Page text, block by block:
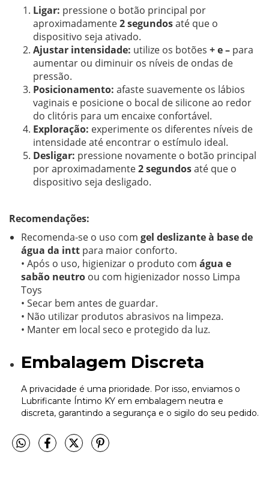
Ligar: pressione o botão principal por
aproximadamente2 segundosaté que o
dispositivo seja ativado.
Ajustar intensidade: utilize os botões + e – para
aumentar ou diminuir os níveis de ondas de
pressão.
Posicionamento: afaste suavemente os lábios
vaginais e posicione o bocal de silicone ao redor
do clitóris para um encaixe confortável.
Exploração: experimente os diferentes níveis de
intensidade até encontrar o estímulo ideal.
Desligar: pressione novamente o botão principal
por aproximadamente2 segundosaté que o
dispositivo seja desligado.
Recomendações:
Recomenda-se o uso com gel deslizante à base de
água da intt para maior conforto.
• Após o uso, higienizar o produto com água e
sabão neutro ou com higienizador nosso Limpa
Toys
• Secar bem antes de guardar.
• Não utilizar produtos abrasivos na limpeza.
• Manter em local seco e protegido da luz.
Embalagem Discreta
A privacidade é uma prioridade. Por isso, enviamos o
Lubrificante Íntimo KY em embalagem neutra e
discreta, garantindo a segurança e o sigilo do seu pedido.